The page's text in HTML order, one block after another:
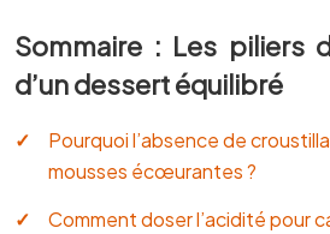
Sommaire : Les piliers
d’un dessert équilibré
Pourquoi l’absence de
mousses écœurantes ?
Comment doser l’acidité pour